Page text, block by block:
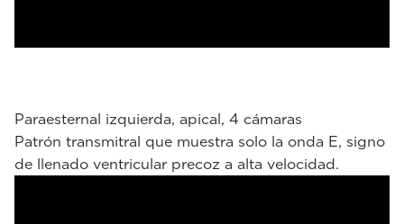
Paraesternal izquierda, apical, 4 cámaras
Patrón transmitral que muestra solo la onda E, signo
de llenado ventricular precoz a alta velocidad.